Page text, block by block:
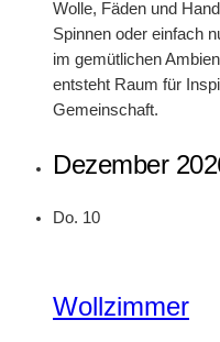
Wolle, Fäden und
Spinnen oder einfach
im gemütlichen
entsteht Raum für
Gemeinschaft.
Dezember
Do. 10
Wollzimmer